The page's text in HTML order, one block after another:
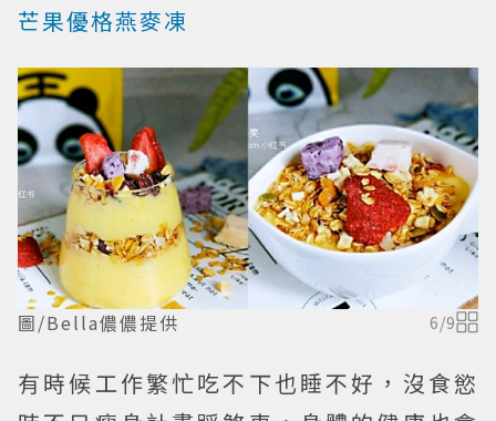
芒果優格燕麥凍
圖/Bella儂儂提供 6/9
有時候工作繁忙吃不下也睡不好，沒食慾